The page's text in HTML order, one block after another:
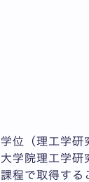
学位（理工学研
大学院理工学研
課程で取得する